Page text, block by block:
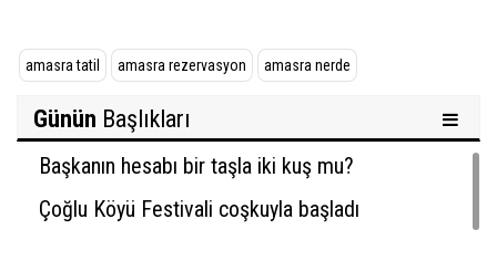
amasra tatil amasra rezervasyon amasra nerde
Günün Başlıkları
Başkanın hesabı bir taşla iki kuş mu?
Çoğlu Köyü Festivali coşkuyla başladı